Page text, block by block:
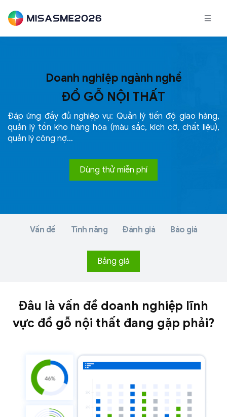
Doanh nghiệp ngành nghề
ĐỒ GỖ NỘI THẤT
Đáp ứng đầy đủ nghiệp vụ: Quản lý tiến độ giao hàng,
quản lý tồn kho hàng hóa (màu sắc, kích cỡ, chất liệu),
quản lý công nợ…
Dùng thử miễn phí
Vấn đề Tính năng Đánh giá Báo giá
Bảng giá
Đâu là vấn đề doanh nghiệp lĩnh
vực đồ gỗ nội thất đang gặp phải?